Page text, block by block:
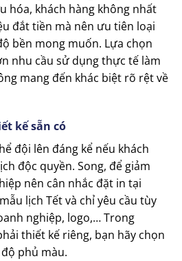
hóa, khách hàng không nhất
đắt tiền mà nên ưu tiên loại
bền mong muốn. Lựa chọn
nhu cầu sử dụng thực tế làm
mang đến khác biệt rõ rệt về
kế sẵn có
đội lên đáng kể nếu khách
độc quyền. Song, để giảm
nên cân nhắc đặt in tại
lịch Tết và chỉ yêu cầu tùy
nghiệp, logo,… Trong
thiết kế riêng, bạn hãy chọn
phủ màu.